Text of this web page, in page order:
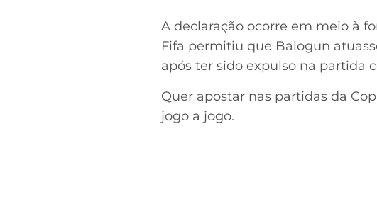
A declaração ocorre em meio à
Fifa permitiu que Balogun
após ter sido expulso na partida
Quer apostar nas partidas da
jogo a jogo.